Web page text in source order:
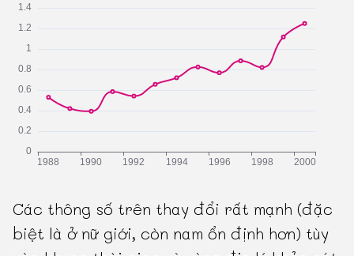
Các thông số trên thay đổi rất mạnh (đặc
biệt là ở nữ giới, còn nam ổn định hơn) tùy